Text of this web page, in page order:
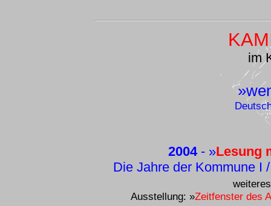
im
2004- »Lesung
Die Jahre der Kommune I
Ausstellung: »Zeitfenster des